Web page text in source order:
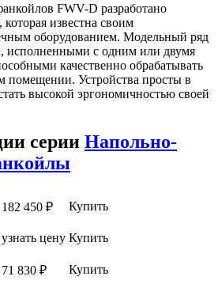
FWV-D разработано
известна своим
оборудованием. Модельный ряд
исполненными с одним или двумя
качественно обрабатывать
помещении. Устройства просты в
высокой эргономичностью своей
серии Напольно-
182 450 ₽
Купить
узнать цену Купить
71 830 ₽
Купить